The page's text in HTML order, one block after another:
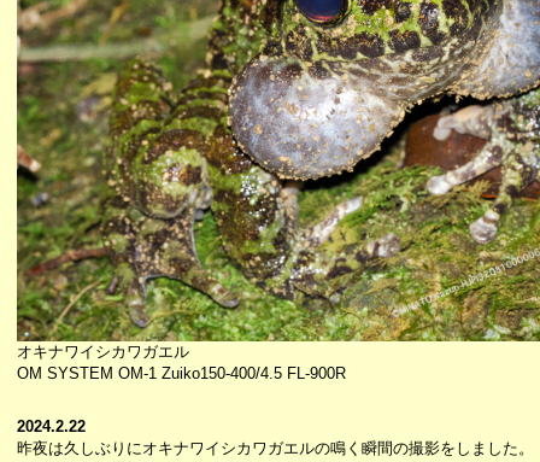
オキナワイシカワガエル
OM SYSTEM OM-1 Zuiko150-400/4.5 FL-900R
2024.2.22
昨夜は久しぶりにオキナワイシカワガエルの鳴く瞬間の撮影をしました。